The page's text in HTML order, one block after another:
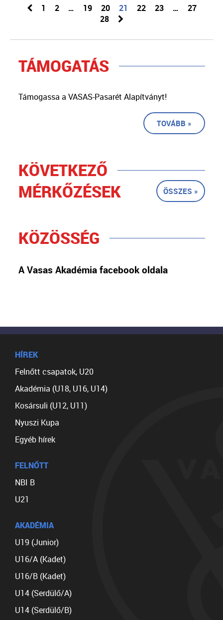
1 2 … 19 20 21 22 23 …
27
28
TÁMOGATÁS
Támogassa a VASAS-Pasarét Alapítványt!
TOVÁBB »
KÖVETKEZŐ
MÉRKŐZÉSEK
ÖSSZES »
KÖZÖSSÉG
A Vasas Akadémia facebook oldala
HÍREK
Felnőtt csapatok, U20
Akadémia (U18, U16, U14)
Kosársuli (U12, U11)
Nyuszi Kupa
Egyéb hírek
FELNŐTT
NBI B
U21
AKADÉMIA
U19 (Junior)
U16/A (Kadet)
U16/B (Kadet)
U14 (Serdülő/A)
U14 (Serdülő/B)